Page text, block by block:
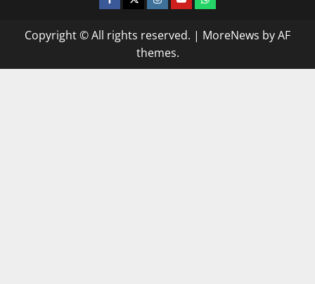
Copyright © All rights reserved. | MoreNews by AF
themes.